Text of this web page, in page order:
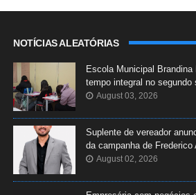
NOTÍCIAS ALEATÓRIAS
Escola Municipal
tempo integral no segundo
August 03, 2026
Suplente de vereador
da campanha de
August 02, 2026